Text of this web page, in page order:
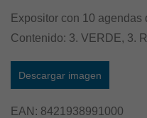
Expositor con 10 agendas
Contenido: 3. VERDE, 3.
Descargar imagen
EAN: 8421938991000